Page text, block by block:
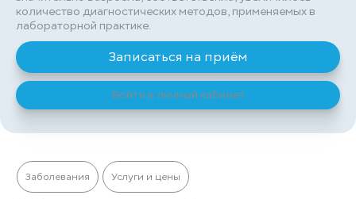
количество диагностических методов, применяемых в
лабораторной практике.
Записаться на приём
Войти в личный кабинет
Заболевания Услуги и цены